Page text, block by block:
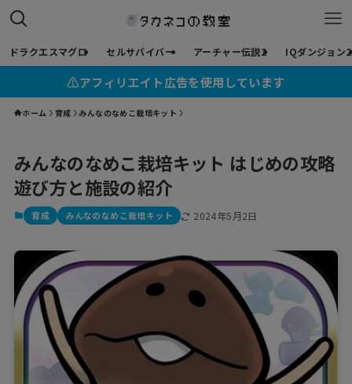
ドラクエスマグロ セルサバイバー アーチャー伝説2 IQダンジョン2
⚠︎アフィリエイト広告を使用しています
ホーム 育成 みんなのなめこ栽培キット
みんなのなめこ栽培キット はじめの攻略
遊び方と施設の紹介
育成 みんなのなめこ栽培キット 2024年5月2日